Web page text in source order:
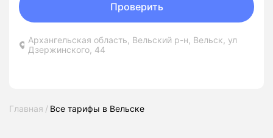
Архангельская область, Вельский р-н, Вельск, ул
Дзержинского, 44
Проверить
Главная Все тарифы в Вельске